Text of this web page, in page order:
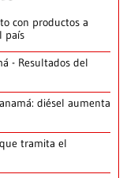
con productos a
país
- Resultados del
diésel aumenta
tramita el